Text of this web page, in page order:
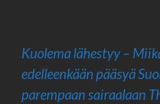
Kuolema lähestyy –
edelleenkään pääsyä
parempaan sairaalaan